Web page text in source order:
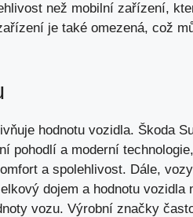
než mobilní zařízení,
je také omezená, což
hodnotu vozidla. Škoda
pohodlí a moderní
a spolehlivost. Dále,
dojem a hodnotu vozidla
vozu. Výrobní značky